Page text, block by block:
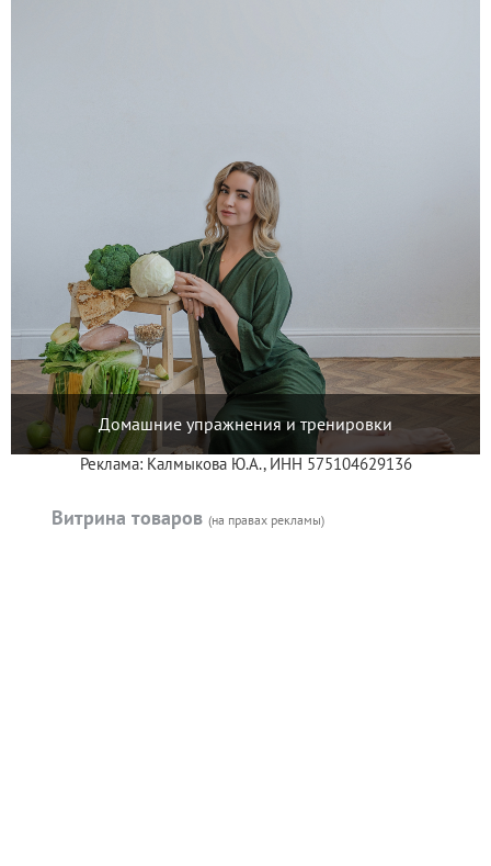
Домашние упражнения и тренировки
Реклама: Калмыкова Ю.А., ИНН 575104629136
Витрина товаров (на правах рекламы)